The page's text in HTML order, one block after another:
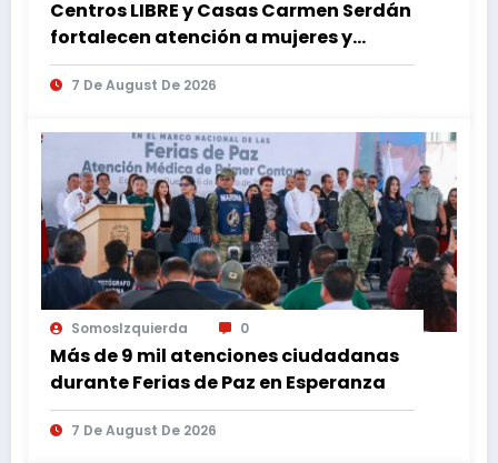
Centros LIBRE y Casas Carmen Serdán
fortalecen atención a mujeres y
reducen feminicidio en Puebla
7 De August De 2026
SomosIzquierda 0
Más de 9 mil atenciones ciudadanas
durante Ferias de Paz en Esperanza
7 De August De 2026